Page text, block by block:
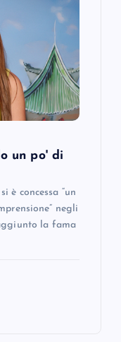
un po' di
è concessa “un
negli
la fama